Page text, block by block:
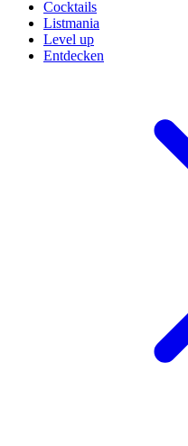
Cocktails
Listmania
Level up
Entdecken